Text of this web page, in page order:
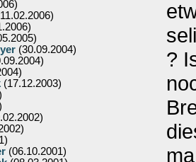
(30.09.2004)
(17.12.2003)
(06.10.2001)
?